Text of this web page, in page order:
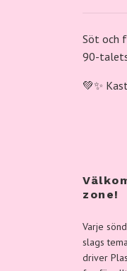
Söt och
90-
💚✨
zone!
Varje
slags
driver